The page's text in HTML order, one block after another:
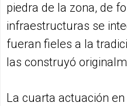
piedra de la zona, de
infraestructuras se
fueran fieles a la
las construyó
La cuarta actuación